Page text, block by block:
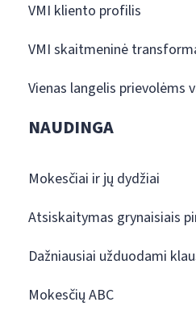
VMI kliento profilis
VMI skaitmeninė
Vienas langelis prievolėms
NAUDINGA
Mokesčiai ir jų dydžiai
Atsiskaitymas grynaisiais
Dažniausiai užduodami
Mokesčių ABC